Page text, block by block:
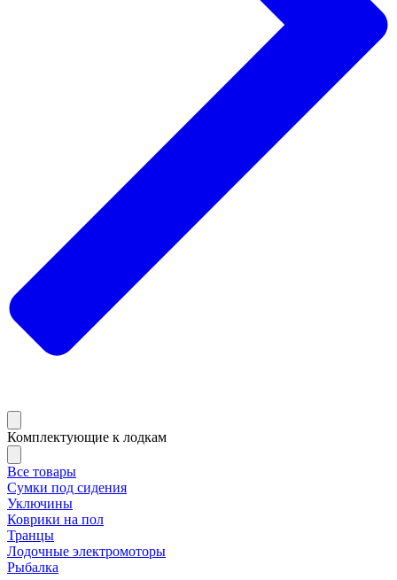
Комплектующие к лодкам
Все товары
Сумки под сидения
Уключины
Коврики на пол
Транцы
Лодочные электромоторы
Рыбалка